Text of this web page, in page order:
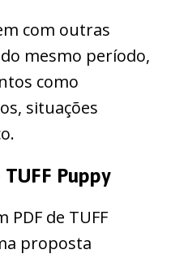
com outras
mesmo período,
como
situações
Puppy
PDF de TUFF
proposta